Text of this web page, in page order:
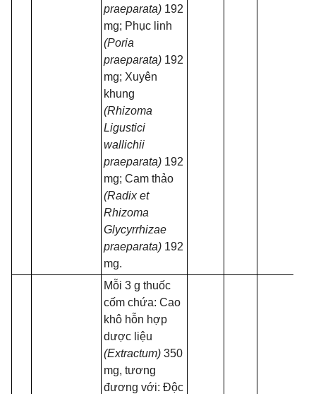
praeparata) 192
mg; Phục linh
(Poria
praeparata) 192
mg; Xuyên
khung
(Rhizoma
Ligustici
wallichii
praeparata) 192
mg; Cam thảo
(Radix et
Rhizoma
Glycyrrhizae
praeparata) 192
mg.
Mỗi 3 g thuốc
cốm chứa: Cao
khô hỗn hợp
dược liệu
(Extractum) 350
mg, tương
đương với: Độc